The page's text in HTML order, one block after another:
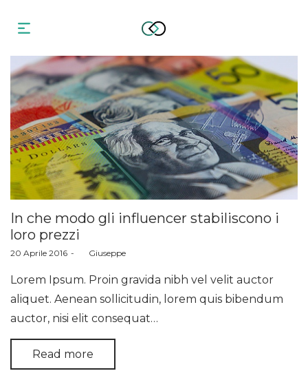
In che modo gli influencer stabiliscono i
loro prezzi
Posted
20 Aprile 2016 Giuseppe
Lorem Ipsum. Proin gravida nibh vel velit auctor
aliquet. Aenean sollicitudin, lorem quis bibendum
auctor, nisi elit consequat…
Read more